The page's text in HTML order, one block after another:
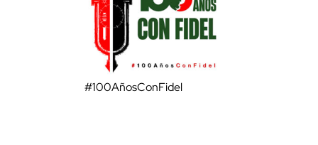
#100AñosConFidel